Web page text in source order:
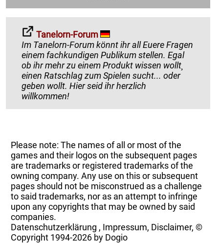
Tanelorn-Forum
Im Tanelorn-Forum könnt ihr all Euere Fragen
einem fachkundigen Publikum stellen. Egal
ob ihr mehr zu einem Produkt wissen wollt¸
einen Ratschlag zum Spielen sucht... oder
geben wollt. Hier seid ihr herzlich
willkommen!
Please note: The names of all or most of the
games and their logos on the subsequent pages
are trademarks or registered trademarks of the
owning company. Any use on this or subsequent
pages should not be misconstrued as a challenge
to said trademarks, nor as an attempt to infringe
upon any copyrights that may be owned by said
companies.
Datenschutzerklärung , Impressum, Disclaimer, ©
Copyright 1994-2026 by Dogio